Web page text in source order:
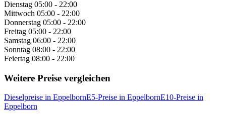
Dienstag 05:00 - 22:00
Mittwoch 05:00 - 22:00
Donnerstag 05:00 - 22:00
Freitag 05:00 - 22:00
Samstag 06:00 - 22:00
Sonntag 08:00 - 22:00
Feiertag 08:00 - 22:00
Weitere Preise vergleichen
Dieselpreise in EppelbornE5-Preise in EppelbornE10-Preise in
Eppelborn